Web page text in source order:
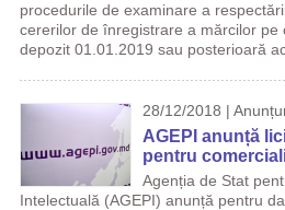
procedurile de examinare a
cererilor de înregistrare a mărcilor pe
depozit 01.01.2019 sau posterioară
28/12/2018 |
AGEPI anunță
pentru
Agenția de Stat
Intelectuală (AGEPI) anunță pentru